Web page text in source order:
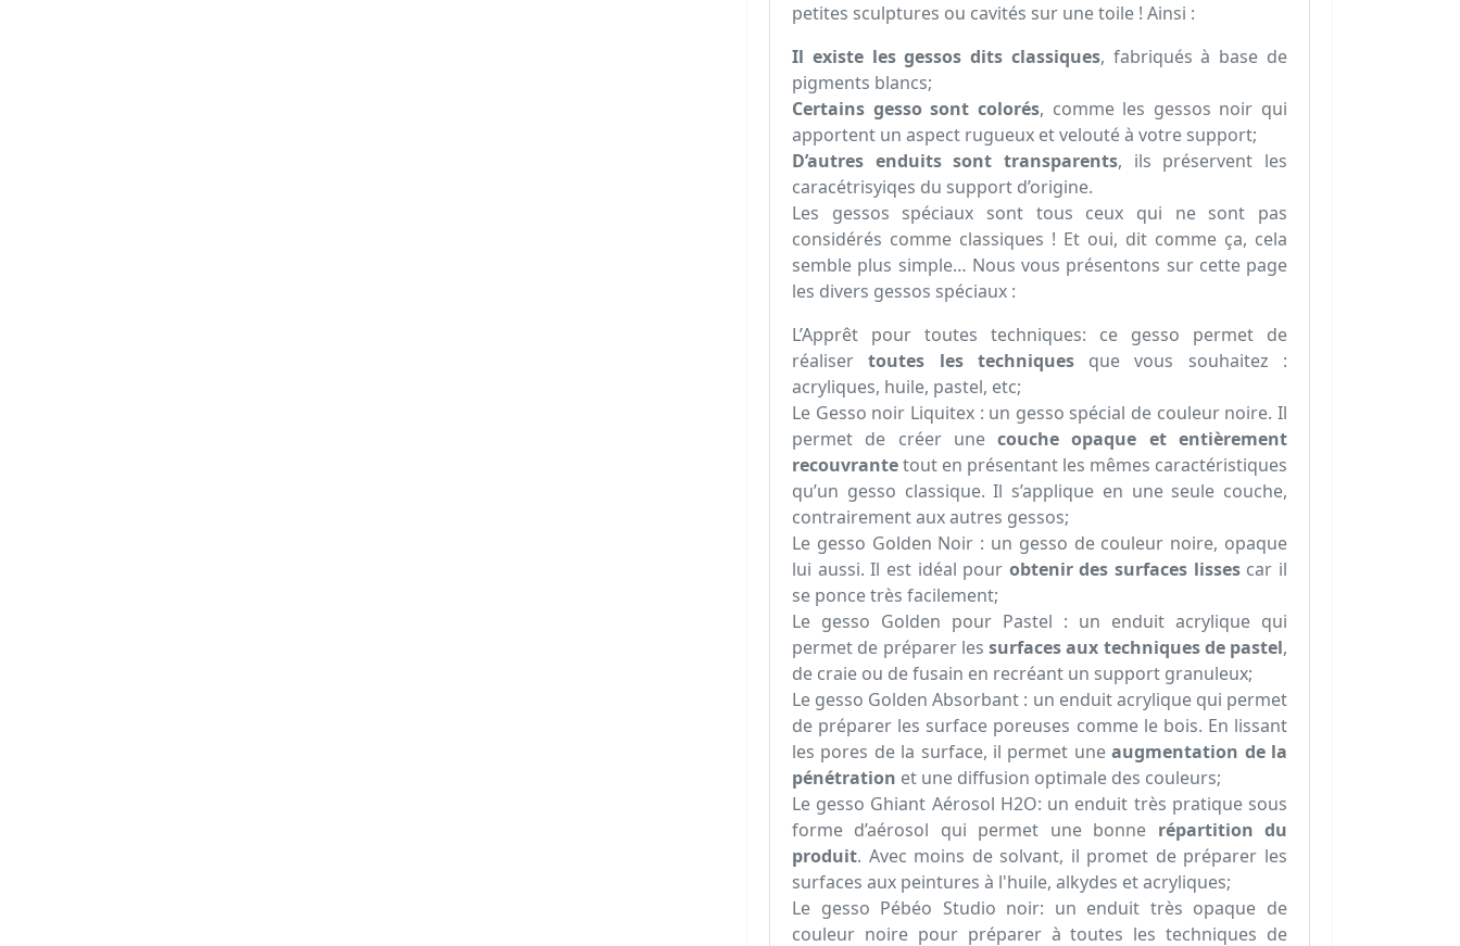
petites sculptures ou cavités sur une toile ! Ainsi :
Il existe les gessos dits classiques, fabriqués à base de
pigments blancs;
Certains gesso sont colorés, comme les gessos noir qui
apportent un aspect rugueux et velouté à votre support;
D’autres enduits sont transparents, ils préservent les
caracétrisyiqes du support d’origine.
Les gessos spéciaux sont tous ceux qui ne sont pas
considérés comme classiques ! Et oui, dit comme ça, cela
semble plus simple… Nous vous présentons sur cette page
les divers gessos spéciaux :
L’Apprêt pour toutes techniques: ce gesso permet de
réalisertoutes les techniquesque vous souhaitez :
acryliques, huile, pastel, etc;
Le Gesso noir Liquitex : un gesso spécial de couleur noire. Il
permet de créer unecouche opaque et entièrement
recouvrantetout en présentant les mêmes caractéristiques
qu’un gesso classique. Il s’applique en une seule couche,
contrairement aux autres gessos;
Le gesso Golden Noir : un gesso de couleur noire, opaque
lui aussi. Il est idéal pour obtenir des surfaces lissescar il
se ponce très facilement;
Le gesso Golden pour Pastel : un enduit acrylique qui
permet de préparer les surfaces aux techniques de pastel,
de craie ou de fusain en recréant un support granuleux;
Le gesso Golden Absorbant : un enduit acrylique qui permet
de préparer les surface poreuses comme le bois. En lissant
les pores de la surface, il permet uneaugmentation de la
pénétration et une diffusion optimale des couleurs;
Le gesso Ghiant Aérosol H2O: un enduit très pratique sous
forme d’aérosol qui permet une bonne répartition du
produit. Avec moins de solvant, il promet de préparer les
surfaces aux peintures à l'huile, alkydes et acryliques;
Le gesso Pébéo Studio noir: un enduit très opaque de
couleur noire pour préparer à toutes les techniques de